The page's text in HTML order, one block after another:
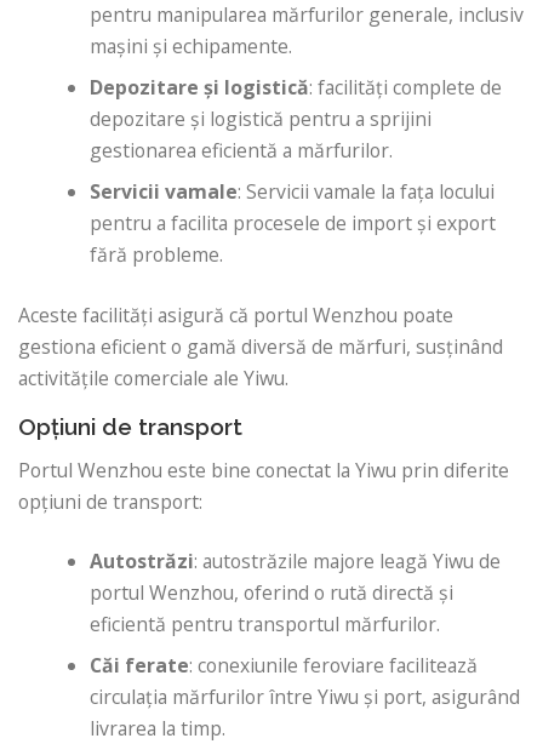
pentru manipularea mărfurilor generale, inclusiv
mașini și echipamente.
Depozitare și logistică: facilități complete de
depozitare și logistică pentru a sprijini
gestionarea eficientă a mărfurilor.
Servicii vamale: Servicii vamale la fața locului
pentru a facilita procesele de import și export
fără probleme.
Aceste facilități asigură că portul Wenzhou poate
gestiona eficient o gamă diversă de mărfuri, susținând
activitățile comerciale ale Yiwu.
Opțiuni de transport
Portul Wenzhou este bine conectat la Yiwu prin diferite
opțiuni de transport:
Autostrăzi: autostrăzile majore leagă Yiwu de
portul Wenzhou, oferind o rută directă și
eficientă pentru transportul mărfurilor.
Căi ferate: conexiunile feroviare facilitează
circulația mărfurilor între Yiwu și port, asigurând
livrarea la timp.